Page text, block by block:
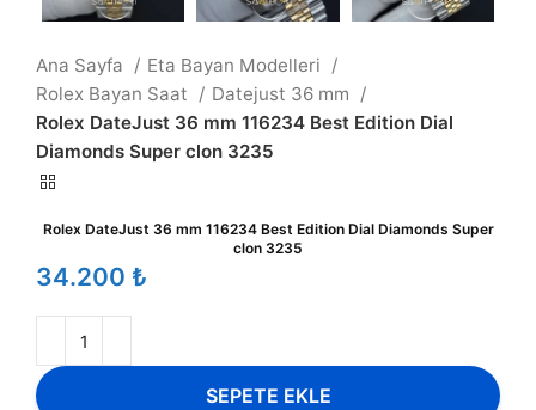
Ana Sayfa
Eta Bayan Modelleri
Rolex Bayan Saat
Datejust 36 mm
Rolex DateJust 36 mm 116234 Best Edition Dial
Diamonds Super clon 3235
Rolex DateJust 36 mm 116234 Best Edition Dial Diamonds Super
clon 3235
₺
SEPETE EKLE